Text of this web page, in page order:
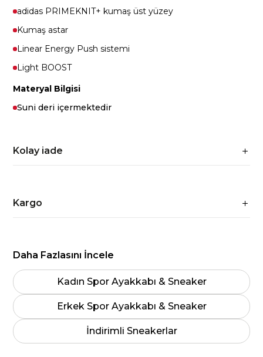
adidas PRIMEKNIT+ kumaş üst yüzey
Kumaş astar
Linear Energy Push sistemi
Light BOOST
Materyal Bilgisi
Suni deri içermektedir
Kolay iade
Kargo
Daha Fazlasını İncele
Kadın Spor Ayakkabı & Sneaker
Erkek Spor Ayakkabı & Sneaker
İndirimli Sneakerlar